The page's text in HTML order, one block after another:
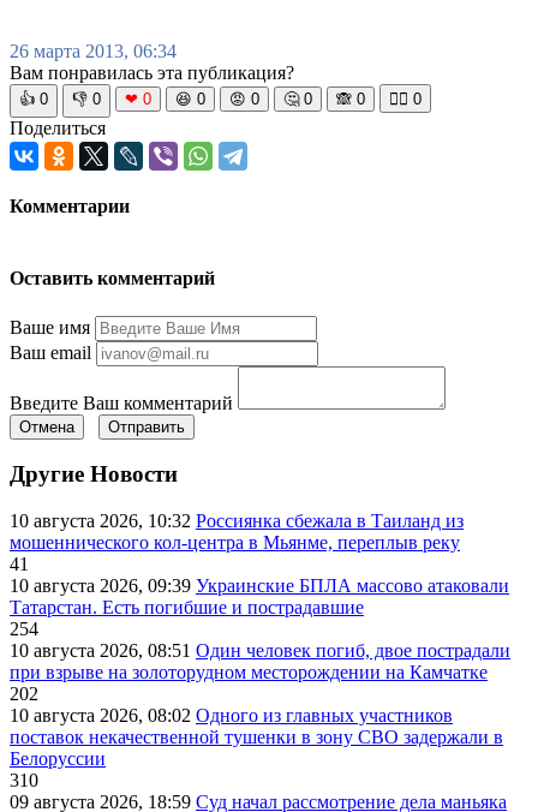
26 марта 2013, 06:34
Вам понравилась эта публикация?
👍 0 👎 0 ❤ 0 😆 0 😡 0 🤔 0 🙈 0 🧘‍♀️ 0
Поделиться
Комментарии
Оставить комментарий
Ваше имя
Ваш email
Введите Ваш комментарий
Отмена Отправить
Другие Новости
10 августа 2026, 10:32 Россиянка сбежала в Таиланд из
мошеннического кол-центра в Мьянме, переплыв реку
41
10 августа 2026, 09:39 Украинские БПЛА массово атаковали
Татарстан. Есть погибшие и пострадавшие
254
10 августа 2026, 08:51 Один человек погиб, двое пострадали
при взрыве на золоторудном месторождении на Камчатке
202
10 августа 2026, 08:02 Одного из главных участников
поставок некачественной тушенки в зону СВО задержали в
Белоруссии
310
09 августа 2026, 18:59 Суд начал рассмотрение дела маньяка